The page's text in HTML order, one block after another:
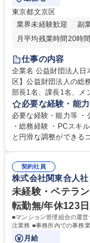
東京都文京区
業界未経験歓迎
副
月平均残業時間20時
賞与あり
育休あり
食事補助あり
仕事の内容
企業名 公益財団法人日本アンチ
区】公益財団法人の総務人事業務
部長1名、課長1名、メ
当者として業務を覚え
ジションとして活躍いただくこ
プの業務内容】 ・人
怠管理 ・官公庁への各
管理 ・福利厚生関連
業務全般 募集職種 【東京／文京区】公益財団法人の総務人事業務／年間
休日125日
必要な経験・能
必要な経験・能力等
・総務経験 ・PCスキ
と円滑な調整ができるコミ
契約社員
株式会社関東合人社
未経験・ベテラ
転勤無/年休123
■マンション管理組合の運
注業務 ■事務所内での事務
月給